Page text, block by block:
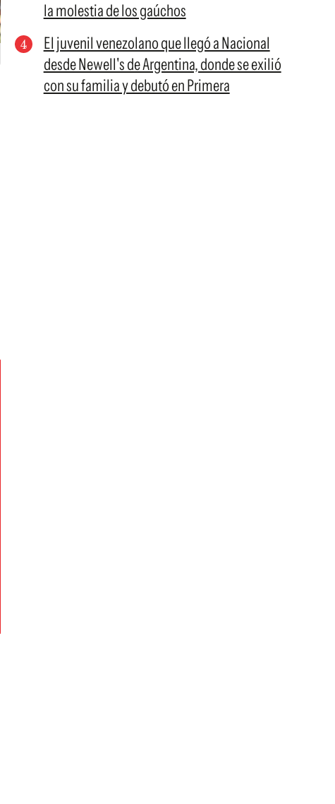
la molestia de los gaúchos
El juvenil venezolano que llegó a Nacional
desde Newell's de Argentina, donde se exilió
con su familia y debutó en Primera